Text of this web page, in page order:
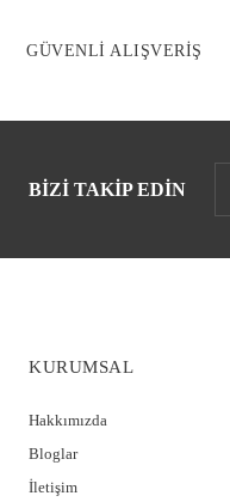
GÜVENLİ ALIŞVERİŞ
BİZİ TAKİP EDİN
KURUMSAL
Hakkımızda
Bloglar
İletişim